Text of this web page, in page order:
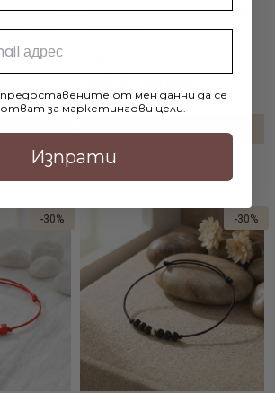
Обеци
7147
Сребърно колие със седеф
Детелини
-30% -30%
предоставените от мен данни да се
за маркетингови цели.
Изпрати